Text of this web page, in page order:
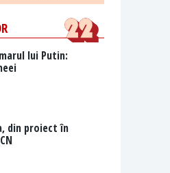
lui Putin:
din proiect în